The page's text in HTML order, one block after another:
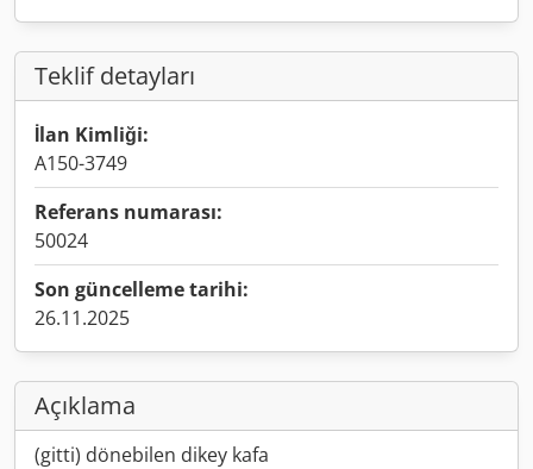
Teklif detayları
İlan Kimliği:
A150-3749
Referans numarası:
50024
Son güncelleme tarihi:
26.11.2025
Açıklama
(gitti) dönebilen dikey kafa